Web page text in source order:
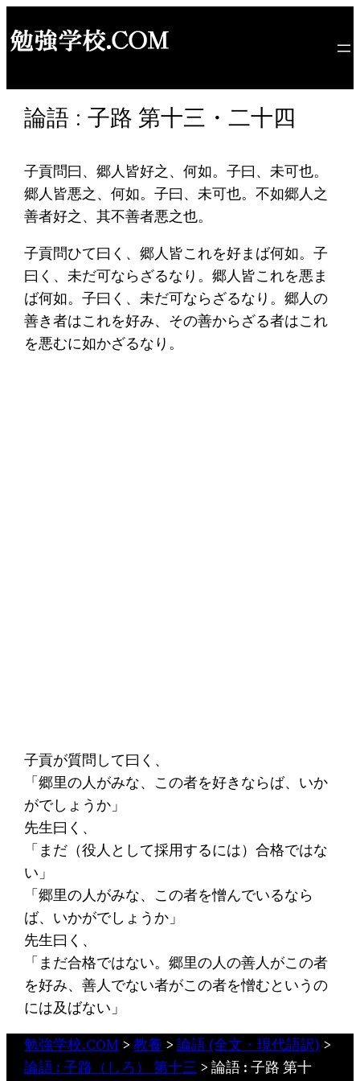
容
ス
論語 : 子路 第十三・二十四
子貢問曰、郷人皆好之、何如。子曰、未可也。
郷人皆悪之、何如。子曰、未可也。不如郷人之
善者好之、其不善者悪之也。
子貢問ひて曰く、郷人皆これを好まば何如。子
曰く、未だ可ならざるなり。郷人皆これを悪ま
ば何如。子曰く、未だ可ならざるなり。郷人の
善き者はこれを好み、その善からざる者はこれ
を悪むに如かざるなり。
子貢が質問して曰く、
「郷里の人がみな、この者を好きならば、いか
がでしょうか」
先生曰く、
「まだ（役人として採用するには）合格ではな
い」
「郷里の人がみな、この者を憎んでいるなら
ば、いかがでしょうか」
先生曰く、
「まだ合格ではない。郷里の人の善人がこの者
を好み、善人でない者がこの者を憎むというの
には及ばない」
勉強学校.COM >教養 >論語 (全文・現代語訳) >
論語 : 子路（しろ） 第十三 >論語 : 子路 第十